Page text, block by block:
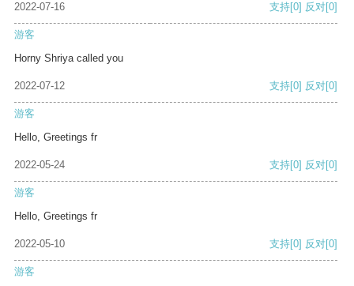
2022-07-16 支持[0] 反对[0]
游客
Horny Shriya called you
2022-07-12 支持[0] 反对[0]
游客
Hello, Greetings fr
2022-05-24 支持[0] 反对[0]
游客
Hello, Greetings fr
2022-05-10 支持[0] 反对[0]
游客